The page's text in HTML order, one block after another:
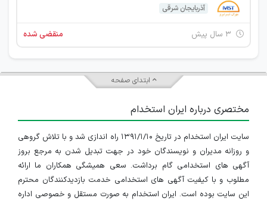
آذربایجان شرقی
منقضی شده
ابتدای صفحه
مختصری درباره ایران استخدام
سایت ایران استخدام در تاریخ ۱۳۹۱/۱/۱۰ راه اندازی شد و با تلاش گروهی
و روزانه مدیران و نویسندگان خود در جهت تبدیل شدن به مرجع بروز
آگهی های استخدامی گام برداشت. سعی همیشگی همکاران ما ارائه
مطلوب و با کیفیت آگهی های استخدامی خدمت بازدیدکنندگان محترم
این سایت بوده است. ایران استخدام به صورت مستقل و خصوصی اداره